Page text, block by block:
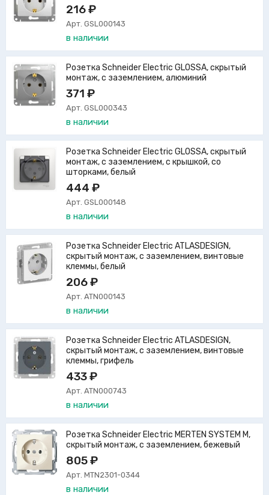
216 ₽
Арт. GSL000143
в наличии
Розетка Schneider Electric GLOSSA, скрытый
монтаж, с заземлением, алюминий
371 ₽
Арт. GSL000343
в наличии
Розетка Schneider Electric GLOSSA, скрытый
монтаж, с заземлением, с крышкой, со
шторками, белый
444 ₽
Арт. GSL000148
в наличии
Розетка Schneider Electric ATLASDESIGN,
скрытый монтаж, с заземлением, винтовые
клеммы, белый
206 ₽
Арт. ATN000143
в наличии
Розетка Schneider Electric ATLASDESIGN,
скрытый монтаж, с заземлением, винтовые
клеммы, грифель
433 ₽
Арт. ATN000743
в наличии
Розетка Schneider Electric MERTEN SYSTEM M,
скрытый монтаж, с заземлением, бежевый
805 ₽
Арт. MTN2301-0344
в наличии